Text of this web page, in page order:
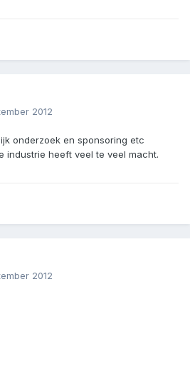
2012
onderzoek en sponsoring etc
industrie heeft veel te veel macht.
2012